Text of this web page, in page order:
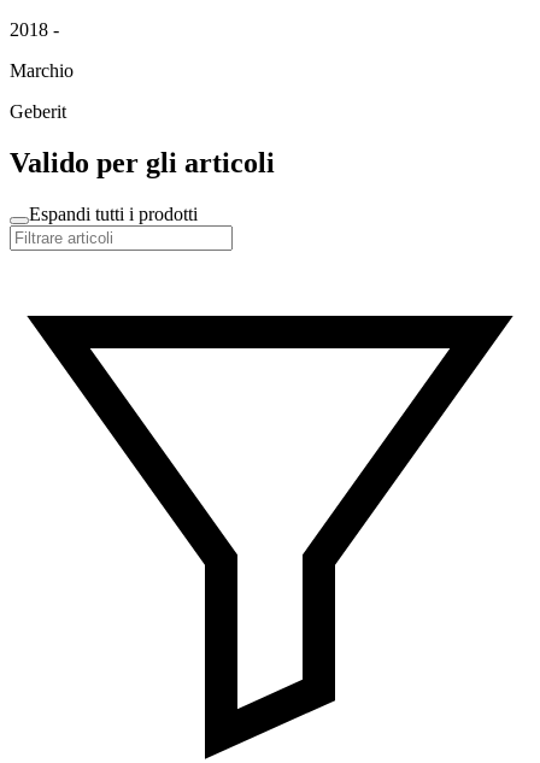
2018 -
Marchio
Geberit
Valido per gli articoli
Espandi tutti i prodotti